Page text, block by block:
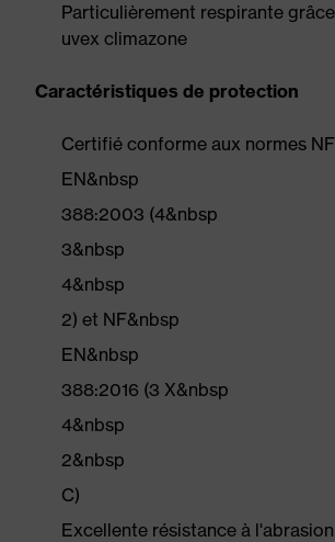
Particulièrement respirante
uvex climazone
Caractéristiques de protection
Certifié conforme aux normes
EN&nbsp
388:2003 (4&nbsp
3&nbsp
4&nbsp
2) et NF&nbsp
EN&nbsp
388:2016 (3 X&nbsp
4&nbsp
2&nbsp
C)
Excellente résistance à